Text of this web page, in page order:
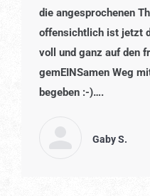
die angesprochenen
offensichtlich ist jetzt
voll und ganz auf den
gemEINSamen Weg
begeben :-)….
Gaby S.